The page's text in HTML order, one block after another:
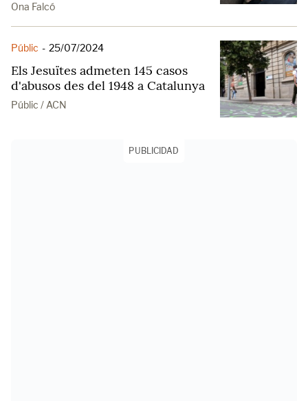
Ona Falcó
Públic - 25/07/2024
Els Jesuïtes admeten 145 casos
d'abusos des del 1948 a Catalunya
Públic / ACN
PUBLICIDAD